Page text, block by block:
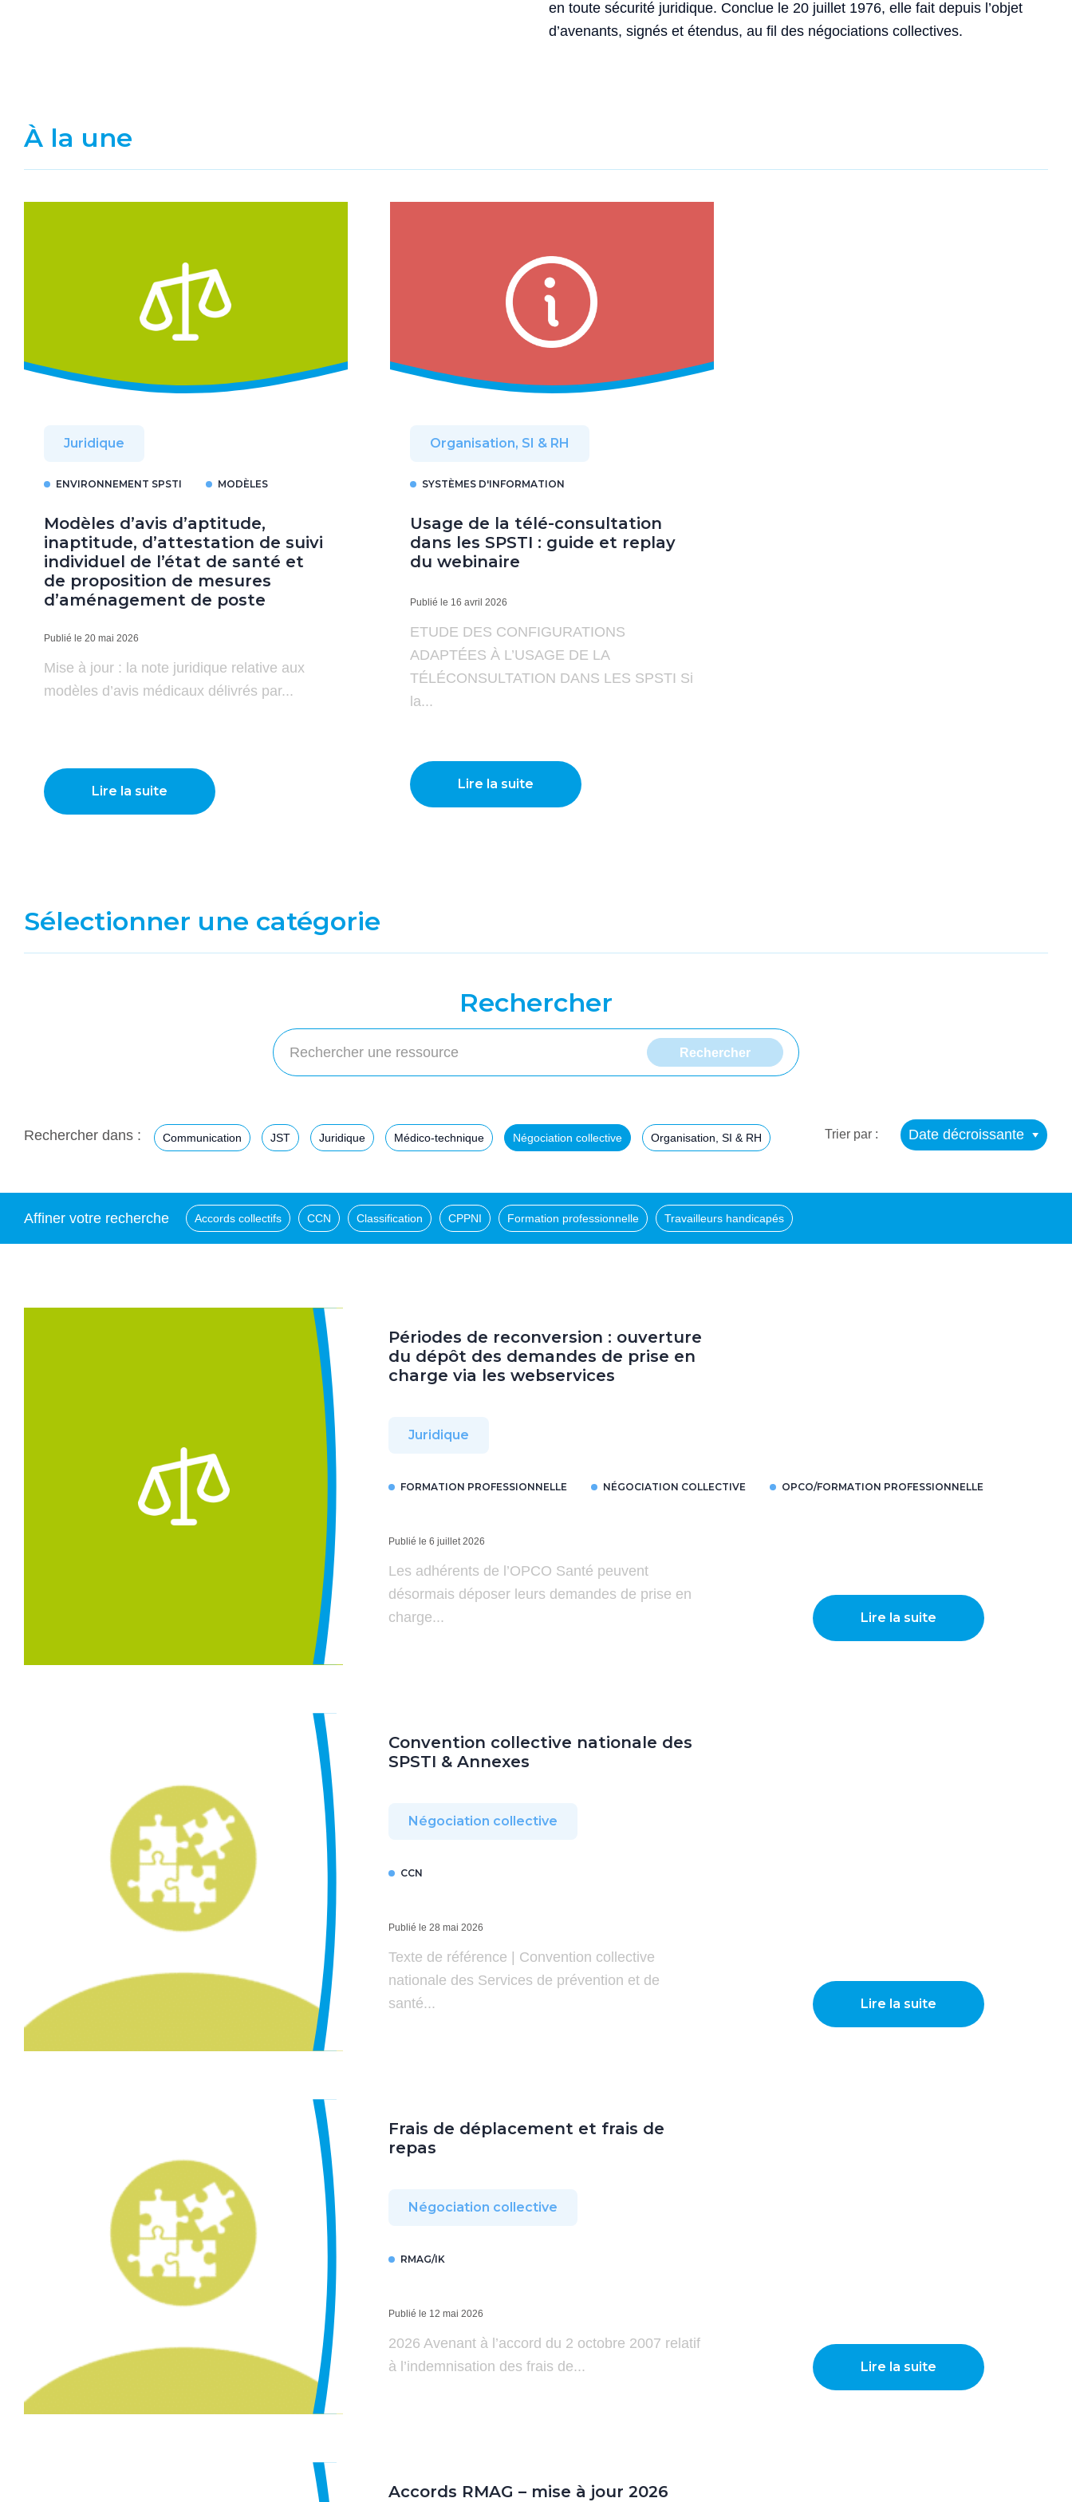
en toute sécurité juridique. Conclue le 20 juillet 1976, elle fait depuis l’objet
d’avenants, signés et étendus, au fil des négociations collectives.
À la une
Juridique
ENVIRONNEMENT SPSTI MODÈLES
Modèles d’avis d’aptitude,
inaptitude, d’attestation de suivi
individuel de l’état de santé et
de proposition de mesures
d’aménagement de poste
Publié le 20 mai 2026
Mise à jour : la note juridique relative aux
modèles d’avis médicaux délivrés par...
Lire la suite
Organisation, SI & RH
SYSTÈMES D'INFORMATION
Usage de la télé-consultation
dans les SPSTI : guide et replay
du webinaire
Publié le 16 avril 2026
ETUDE DES CONFIGURATIONS
ADAPTÉES À L’USAGE DE LA
TÉLÉCONSULTATION DANS LES SPSTI Si
la...
Lire la suite
Sélectionner une catégorie
Rechercher
Rechercher dans : Communication JST Juridique Médico-technique Négociation collective Organisation, SI & RH Trier par : Date décroissante
Affiner votre recherche Accords collectifs CCN Classification CPPNI Formation professionnelle Travailleurs handicapés
Périodes de reconversion : ouverture
du dépôt des demandes de prise en
charge via les webservices
Juridique
FORMATION PROFESSIONNELLE NÉGOCIATION COLLECTIVE OPCO/FORMATION PROFESSIONNELLE
Publié le 6 juillet 2026
Les adhérents de l’OPCO Santé peuvent
désormais déposer leurs demandes de prise en
charge...
Lire la suite
Convention collective nationale des
SPSTI & Annexes
Négociation collective
CCN
Publié le 28 mai 2026
Texte de référence | Convention collective
nationale des Services de prévention et de
santé...
Lire la suite
Frais de déplacement et frais de
repas
Négociation collective
RMAG/IK
Publié le 12 mai 2026
2026 Avenant à l’accord du 2 octobre 2007 relatif
à l’indemnisation des frais de...
Lire la suite
Accords RMAG – mise à jour 2026